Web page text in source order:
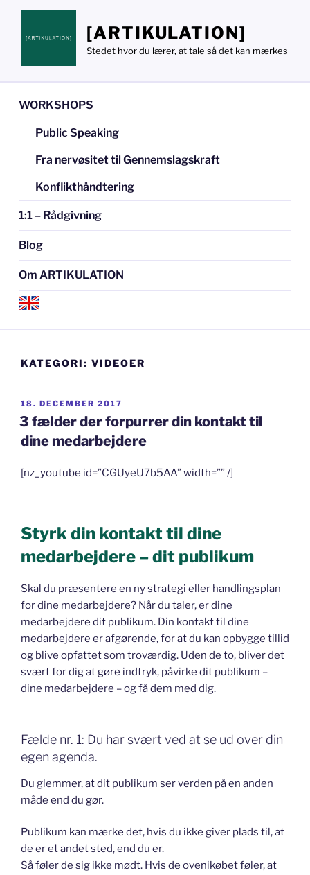
Videre
indhold
[ARTIKULATION]
Stedet hvor du lærer, at tale så det kan mærkes
WORKSHOPS
Public Speaking
Fra nervøsitet til Gennemslagskraft
Konflikthåndtering
1:1 – Rådgivning
Blog
Om ARTIKULATION
KATEGORI: VIDEOER
UDGIVET
DEN
18. DECEMBER 2017
3 fælder der forpurrer din kontakt til
dine medarbejdere
[nz_youtube id=”CGUyeU7b5AA” width=”” /]
Styrk din kontakt til dine
medarbejdere – dit publikum
Skal du præsentere en ny strategi eller handlingsplan
for dine medarbejdere? Når du taler, er dine
medarbejdere dit publikum. Din kontakt til dine
medarbejdere er afgørende, for at du kan opbygge tillid
og blive opfattet som troværdig. Uden de to, bliver det
svært for dig at gøre indtryk, påvirke dit publikum –
dine medarbejdere – og få dem med dig.
Fælde nr. 1: Du har svært ved at se ud over din
egen agenda.
Du glemmer, at dit publikum ser verden på en anden
måde end du gør.
Publikum kan mærke det, hvis du ikke giver plads til, at
de er et andet sted, end du er.
Så føler de sig ikke mødt. Hvis de ovenikøbet føler, at